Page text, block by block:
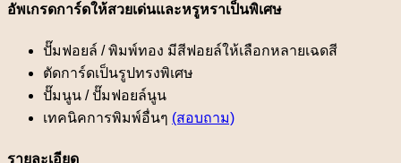
อัพเกรดการ์ดให้สวยเด่นและหรูหราเป็นพิเศษ
ปั๊มฟอยล์ / พิมพ์ทอง มีสีฟอยล์ให้เลือกหลายเฉดสี
ตัดการ์ดเป็นรูปทรงพิเศษ
ปั๊มนูน / ปั๊มฟอยล์นูน
เทคนิคการพิมพ์อื่นๆ (สอบถาม)
รายละเอียด